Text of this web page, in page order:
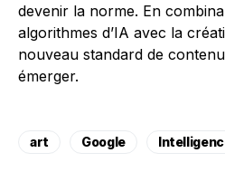
devenir la norme. En
algorithmes d’IA avec la
nouveau standard de
émerger.
art Google